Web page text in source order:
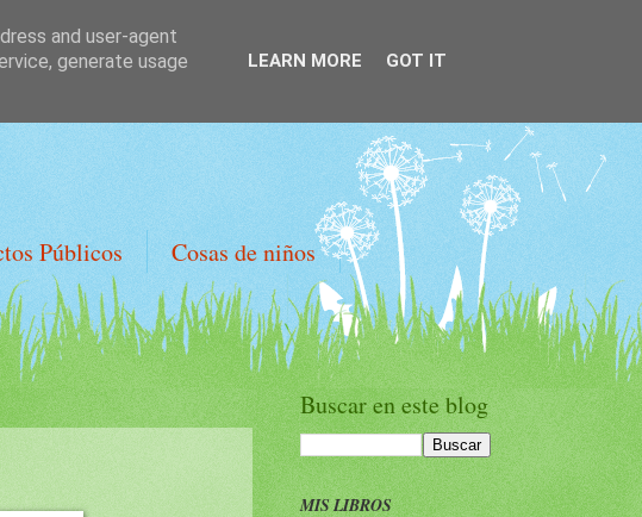
Públicos Cosas de niños
Buscar en este blog
MIS LIBROS
and user-agent
generate usage
LEARN MORE GOT IT